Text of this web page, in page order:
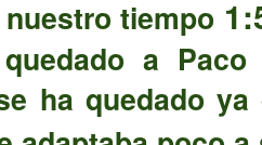
tiempo
a
ha quedado